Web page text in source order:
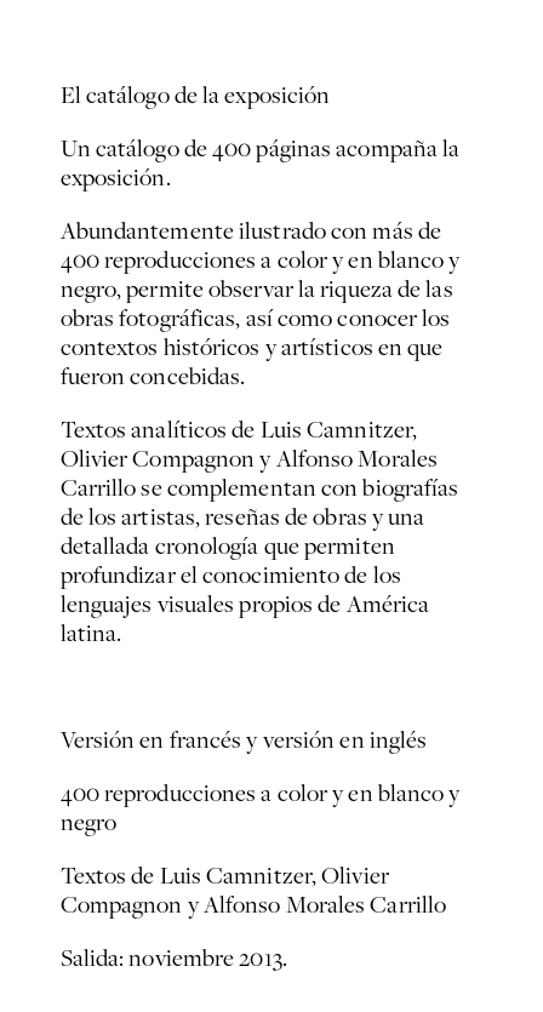
El catálogo de la exposición
Un catálogo de 400 páginas acompaña la
exposición.
Abundantemente ilustrado con más de
400 reproducciones a color y en blanco y
negro, permite observar la riqueza de las
obras fotográficas, así como conocer los
contextos históricos y artísticos en que
fueron concebidas.
Textos analíticos de Luis Camnitzer,
Olivier Compagnon y Alfonso Morales
Carrillo se complementan con biografías
de los artistas, reseñas de obras y una
detallada cronología que permiten
profundizar el conocimiento de los
lenguajes visuales propios de América
latina.
Versión en francés y versión en inglés
400 reproducciones a color y en blanco y
negro
Textos de Luis Camnitzer, Olivier
Compagnon y Alfonso Morales Carrillo
Salida: noviembre 2013.